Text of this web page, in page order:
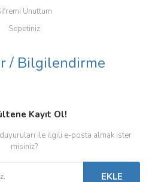
Unuttum
Sepetiniz
/ Bilgilendirme
Kayıt Ol!
duyuruları ile ilgili e-posta almak ister
misiniz?
EKLE